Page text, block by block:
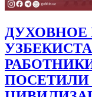
ДУХОВНОЕ